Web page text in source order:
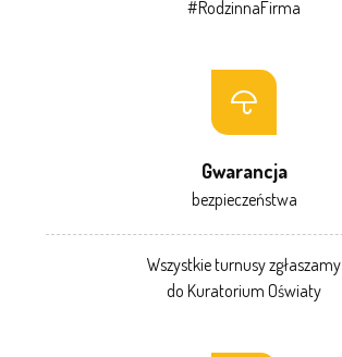
#RodzinnaFirma
Gwarancja
bezpieczeństwa
Wszystkie turnusy zgłaszamy
do Kuratorium Oświaty